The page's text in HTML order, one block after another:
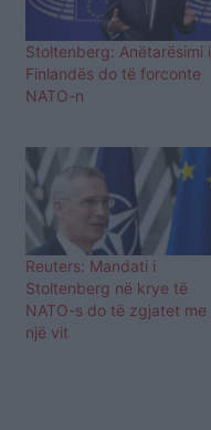
Stoltenberg: Anëtarësimi i
Finlandës do të forconte
NATO-n
Reuters: Mandati i
Stoltenberg në krye të
NATO-s do të zgjatet me
një vit